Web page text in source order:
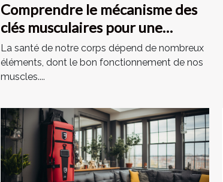
Comprendre le mécanisme des
clés musculaires pour une
meilleure santé
La santé de notre corps dépend de nombreux
éléments, dont le bon fonctionnement de nos
muscles....